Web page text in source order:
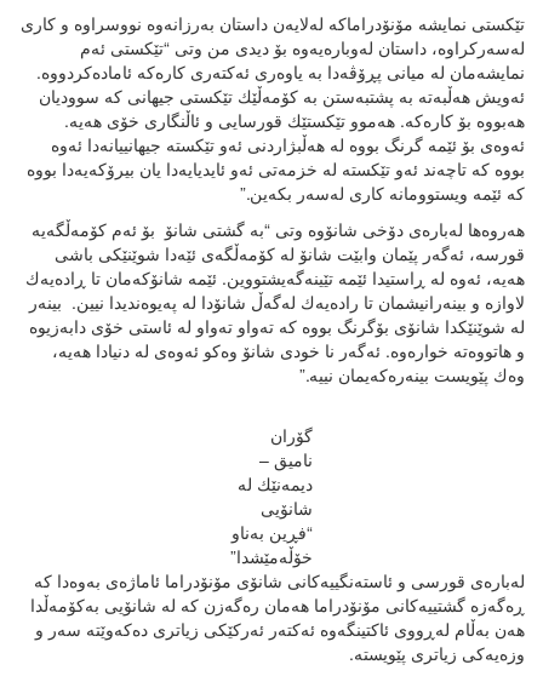
تێكستی نمایشه‌ مۆنۆدراماكه‌ له‌لایه‌ن داستان به‌رزانه‌وه‌ نووسراوه‌ و كاری
له‌سه‌ركراوه‌، داستان له‌وباره‌یه‌وه‌ بۆ دیدی من وتی “تێكستی ئه‌م
نمایشه‌مان له‌ میانی پڕۆڤه‌دا به‌ یاوه‌ری ئه‌كته‌ری كاره‌كه‌‌ ئاماده‌‌كردووه‌.
ئه‌ویش هه‌ڵبه‌ته‌ به‌ پشتبه‌ستن به‌ كۆمه‌ڵێك تێكستی جیهانی كه‌ سوودیان
هه‌‌بووه‌ بۆ كاره‌كه‌. هه‌موو تێكستێك قورسایی و ئاڵنگاری خۆی هه‌‌یه‌.
ئه‌وه‌ی بۆ ئێمه‌ گرنگ بووه‌ له‌ هه‌ڵبژاردنی ئه‌‌و تێكسته‌ جیهانییانه‌دا ئه‌وه‌
بووه‌ كه‌ تاچه‌ند ئه‌و تێكسته‌ له‌ خزمه‌تی ئه‌‌و ئایدیایه‌دا یان بیرۆكه‌یه‌دا بووه‌
كه‌ ئێمه‌‌ ویستوومانه‌ كاری له‌سه‌ر بكه‌ین.”
هه‌روه‌ها له‌باره‌ی دۆخی شانۆوه‌ وتی “به‌ گشتی شانۆ بۆ ئه‌م كۆمه‌ڵگه‌‌یه‌
قورسه‌، ئه‌‌گه‌ر پێمان وابێت شانۆ له‌ كۆمه‌ڵگه‌ی ئێه‌دا شوێنێكی باشی
هه‌یه، ئه‌وه‌‌ له‌ ڕاستیدا ئێمه‌ تێینه‌گه‌یشتووین. ئێمه‌ شانۆكه‌مان تا ڕاده‌یه‌ك
لاوازه‌ و بینه‌رانیشمان تا راده‌یه‌ك له‌گه‌ڵ شانۆدا له‌ په‌یوه‌ندیدا نیین‌. بینه‌ر
له‌ شوێنێكدا شانۆی بۆگرنگ بووه‌ كه‌ ته‌واو ته‌واو له‌ ئاستی خۆی دابه‌زیوه‌
و هاتووه‌ته‌ خواره‌وه‌. ئه‌گه‌ر نا خودی شانۆ وه‌كو ئه‌وه‌ی له‌ دنیادا هه‌یه‌،
وه‌ك پێویست بینه‌ره‌كه‌یمان نییه‌.”
گۆران
نامیق –
دیمه‌نێك له‌
شانۆیی
“فڕین به‌ناو
خۆڵه‌مێشدا”
له‌باره‌ی قورسی و ئاسته‌نگییه‌كانی شانۆی مۆنۆدراما ئاماژه‌ی به‌وه‌دا كه‌
ڕه‌گه‌زه‌ گشتییه‌كانی مۆنۆدراما هه‌مان ره‌گه‌زن كه‌‌ له‌ شانۆیی به‌كۆمه‌ڵدا
هه‌ن به‌ڵام له‌ڕووی ئاكتینگه‌وه‌ ئه‌كته‌ر ئه‌ركێكی زیاتری ده‌‌كه‌وێته‌ سه‌ر و
وزه‌یه‌كی زیاتری پێویسته‌. ‌